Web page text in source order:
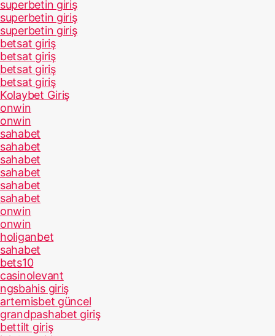
superbetin giriş
superbetin giriş
superbetin giriş
betsat giriş
betsat giriş
betsat giriş
betsat giriş
Kolaybet Giriş
onwin
onwin
sahabet
sahabet
sahabet
sahabet
sahabet
sahabet
onwin
onwin
holiganbet
sahabet
bets10
casinolevant
ngsbahis giriş
artemisbet güncel
grandpashabet giriş
bettilt giriş